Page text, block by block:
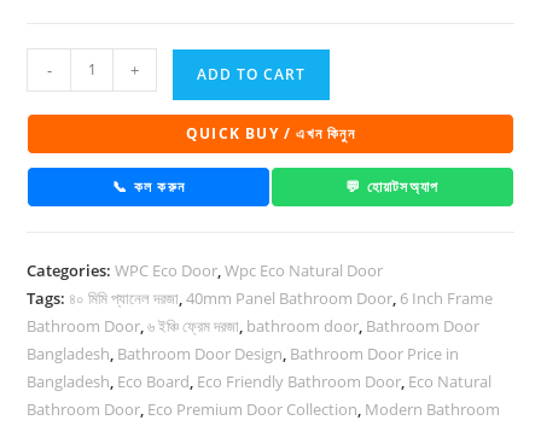
Natural
Bathroom
Door
32
- + ADD TO CART
QUICK BUY / এখন কিনুন
📞 কল করুন 💬 হোয়াটসঅ্যাপ
Categories:WPC Eco Door ,Wpc Eco Natural Door
Tags: ৪০ মিমি প্যানেল দরজা ,40mm Panel Bathroom Door 6 Inch Frame
Bathroom Door ,৬ ইঞ্চি ফ্রেম দরজা bathroom door Bathroom Door
Bangladesh Bathroom Door Design Bathroom Door Price in
Bangladesh Eco Board Eco Friendly Bathroom Door Eco Natural
Bathroom Door Eco Premium Door Collection Modern Bathroom